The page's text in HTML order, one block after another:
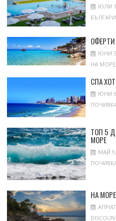
ЮЛИ
ЮНИ
НА МОРЕ,
СПА
ЮНИ
ТОП 5
МОРЕ
МАЙ
НА
АПРИЛ